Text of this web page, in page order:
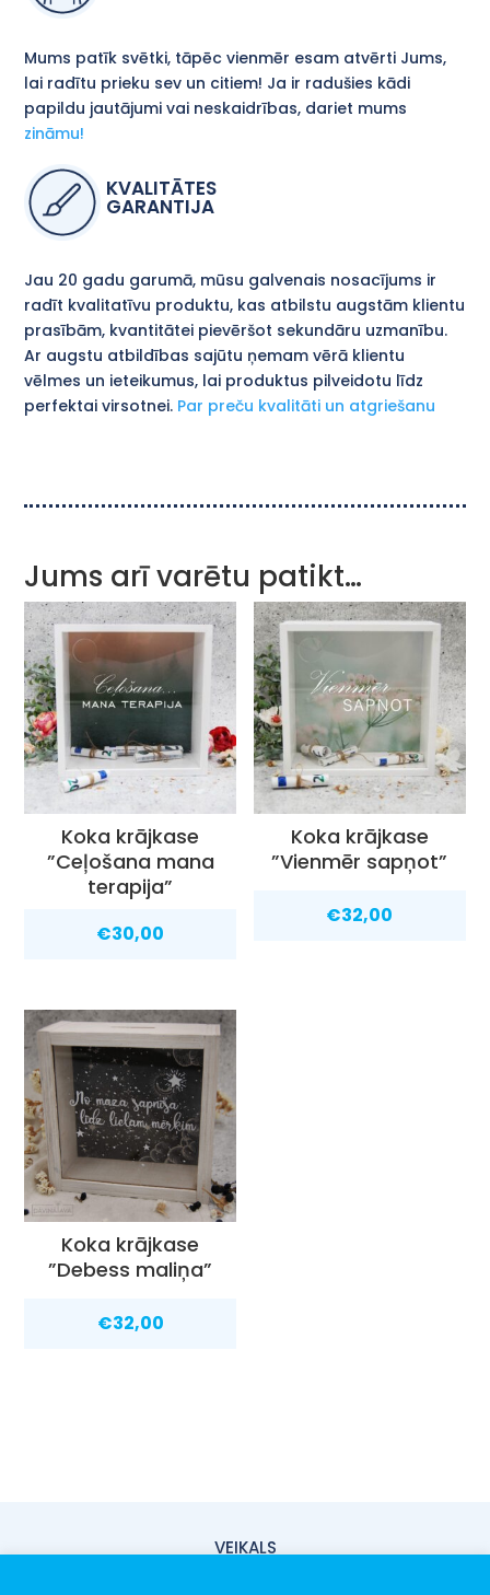
Mums patīk svētki, tāpēc vienmēr esam atvērti Jums,
lai radītu prieku sev un citiem! Ja ir radušies kādi
papildu jautājumi vai neskaidrības, dariet mums
zināmu!
KVALITĀTES
GARANTIJA
Jau 20 gadu garumā, mūsu galvenais nosacījums ir
radīt kvalitatīvu produktu, kas atbilstu augstām klientu
prasībām, kvantitātei pievēršot sekundāru uzmanību.
Ar augstu atbildības sajūtu ņemam vērā klientu
vēlmes un ieteikumus, lai produktus pilveidotu līdz
perfektai virsotnei. Par preču kvalitāti un atgriešanu
Jums arī varētu patikt…
Koka krājkase
”Ceļošana mana
terapija”
€30,00
Koka krājkase
”Vienmēr sapņot”
€32,00
Koka krājkase
”Debess maliņa”
€32,00
VEIKALS